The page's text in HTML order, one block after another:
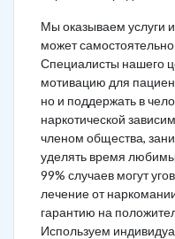
Мы оказываем услуги
может
Специалисты нашего
мотивацию для
но и поддержать в
наркотической
членом общества,
уделять время
99% случаев могут
лечение от
гарантию на
Используем